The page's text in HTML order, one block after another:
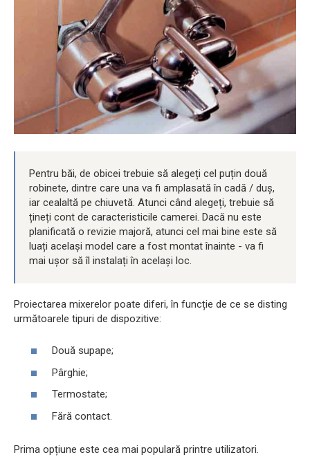
Pentru băi, de obicei trebuie să alegeți cel puțin două
robinete, dintre care una va fi amplasată în cadă / duș,
iar cealaltă pe chiuvetă. Atunci când alegeți, trebuie să
țineți cont de caracteristicile camerei. Dacă nu este
planificată o revizie majoră, atunci cel mai bine este să
luați același model care a fost montat înainte - va fi
mai ușor să îl instalați în același loc.
Proiectarea mixerelor poate diferi, în funcție de ce se disting
următoarele tipuri de dispozitive:
Două supape;
Pârghie;
Termostate;
Fără contact.
Prima opțiune este cea mai populară printre utilizatori.